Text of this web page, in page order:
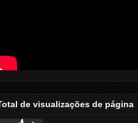
de visualizações de página